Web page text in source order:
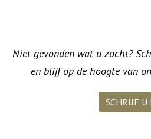
Niet gevonden wat u zocht?
en blijf op de hoogte van
SCHRIJF U